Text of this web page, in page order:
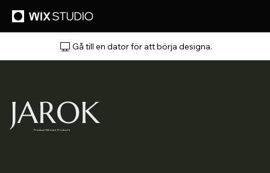
Gå till en dator för att börja designa.